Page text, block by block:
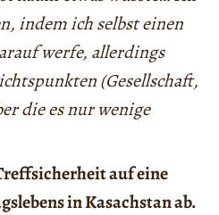
indem ich selbst einen
werfe, allerdings
(Gesellschaft,
die es nur wenige
auf eine
in Kasachstan ab.